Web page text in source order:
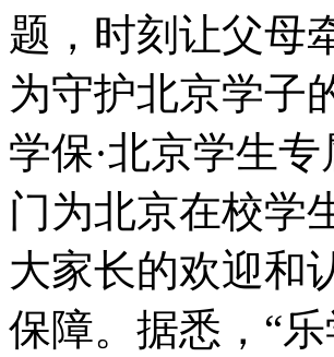
题，时刻让父母
为守护北京学子
学保·北京学生
门为北京在校学
大家长的欢迎和
保障。据悉，“